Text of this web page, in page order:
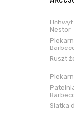
Uchwyt
Nestor
Ruszt
Siatka